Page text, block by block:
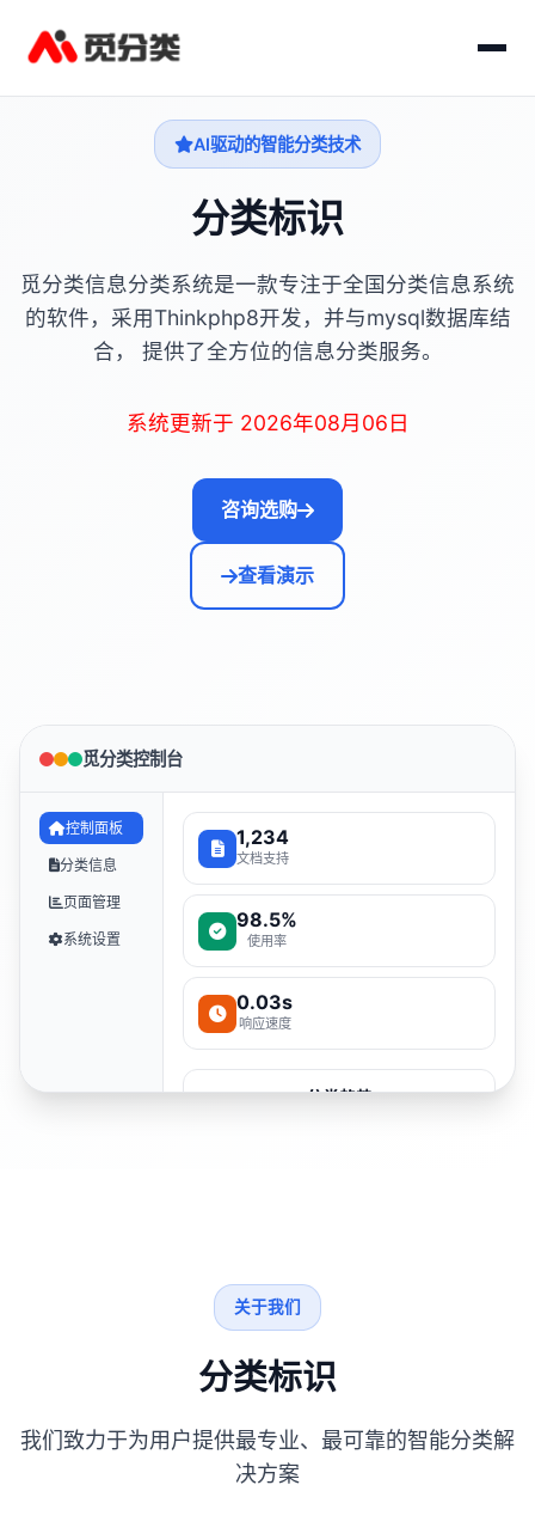
AI驱动的智能分类技术
分类标识
觅分类信息分类系统是一款专注于全国分类信息系统
的软件，采用Thinkphp8开发，并与mysql数据库结
合， 提供了全方位的信息分类服务。
系统更新于 2026年08月06日
咨询选购
查看演示
觅分类控制台
控制面板
分类信息
页面管理
系统设置
1,234
文档支持
98.5%
使用率
0.03s
响应速度
分类趋势
关于我们
分类标识
我们致力于为用户提供最专业、最可靠的智能分类解
决方案